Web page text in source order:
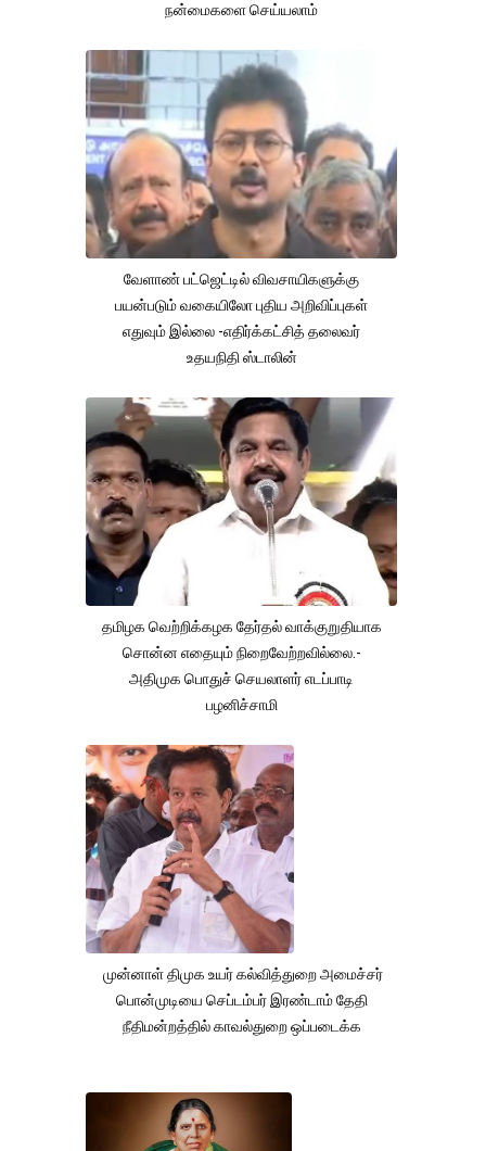
நன்மைகளை செய்யலாம்
வேளாண் பட்ஜெட்டில் விவசாயிகளுக்கு
பயன்படும் வகையிலோ புதிய அறிவிப்புகள்
எதுவும் இல்லை -எதிர்க்கட்சித் தலைவர்
உதயநிதி ஸ்டாலின்
தமிழக வெற்றிக்கழக தேர்தல் வாக்குறுதியாக
சொன்ன எதையும் நிறைவேற்றவில்லை.-
அதிமுக பொதுச் செயலாளர் எடப்பாடி
பழனிச்சாமி
முன்னாள் திமுக உயர் கல்வித்துறை அமைச்சர்
பொன்முடியை செப்டம்பர் இரண்டாம் தேதி
நீதிமன்றத்தில் காவல்துறை ஒப்படைக்க